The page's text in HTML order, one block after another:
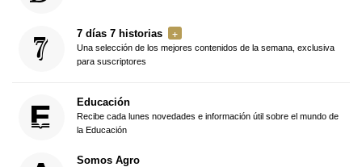
7 días 7 historias
Una selección de los mejores contenidos de la semana, exclusiva
para suscriptores
Educación
Recibe cada lunes novedades e información útil sobre el mundo de
la Educación
Somos Agro